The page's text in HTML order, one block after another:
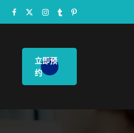
立即预
约